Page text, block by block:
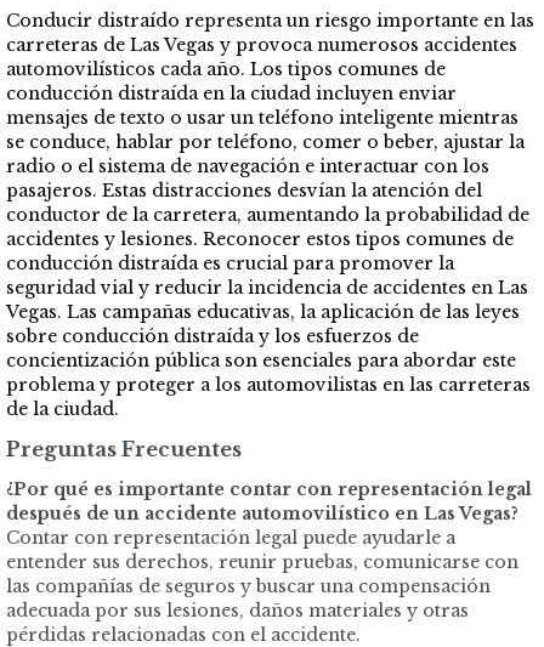
Conducir distraído representa un riesgo importante en las
carreteras de Las Vegas y provoca numerosos accidentes
automovilísticos cada año. Los tipos comunes de
conducción distraída en la ciudad incluyen enviar
mensajes de texto o usar un teléfono inteligente mientras
se conduce, hablar por teléfono, comer o beber, ajustar la
radio o el sistema de navegación e interactuar con los
pasajeros. Estas distracciones desvían la atención del
conductor de la carretera, aumentando la probabilidad de
accidentes y lesiones. Reconocer estos tipos comunes de
conducción distraída es crucial para promover la
seguridad vial y reducir la incidencia de accidentes en Las
Vegas. Las campañas educativas, la aplicación de las leyes
sobre conducción distraída y los esfuerzos de
concientización pública son esenciales para abordar este
problema y proteger a los automovilistas en las carreteras
de la ciudad.
Preguntas Frecuentes
¿Por qué es importante contar con representación legal
después de un accidente automovilístico en Las Vegas?
Contar con representación legal puede ayudarle a
entender sus derechos, reunir pruebas, comunicarse con
las compañías de seguros y buscar una compensación
adecuada por sus lesiones, daños materiales y otras
pérdidas relacionadas con el accidente.